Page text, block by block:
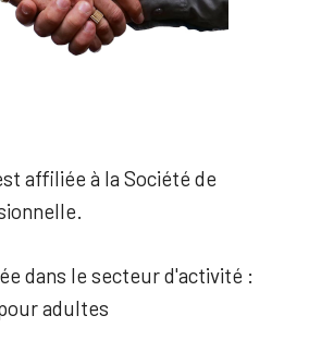
affiliée à la Société de
dans le secteur d'activité :
adultes